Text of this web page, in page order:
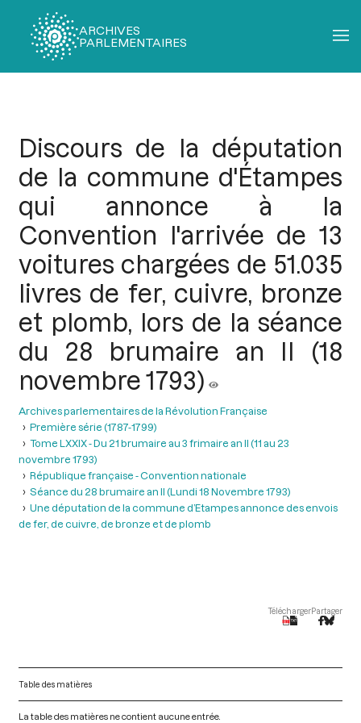
ARCHIVES
PARLEMENTAIRES
Discours de la députation
de la commune d'Étampes
qui annonce à la
Convention l'arrivée de 13
voitures chargées de 51.035
livres de fer, cuivre, bronze
et plomb, lors de la séance
du 28 brumaire an II (18
novembre 1793)
Archives parlementaires de la Révolution Française
Première série (1787-1799)
Tome LXXIX - Du 21 brumaire au 3 frimaire an II (11 au 23
novembre 1793)
République française - Convention nationale
Séance du 28 brumaire an II (Lundi 18 Novembre 1793)
Une députation de la commune d’Etampes annonce des envois
de fer, de cuivre, de bronze et de plomb
TéléchargerPartager
Table des matières
La table des matières ne contient aucune entrée.